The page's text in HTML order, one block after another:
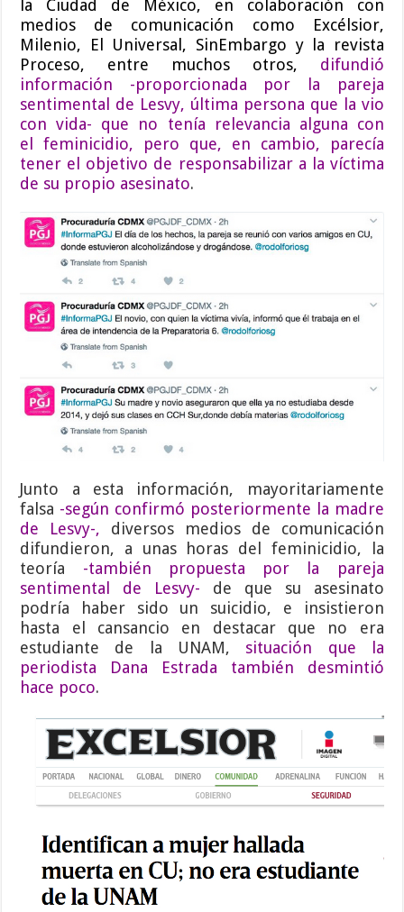
la Ciudad de México, en colaboración con
medios de comunicación como Excélsior,
Milenio, El Universal, SinEmbargo y la revista
Proceso, entre muchos otros, difundió
información -proporcionada por la pareja
sentimental de Lesvy, última persona que la vio
con vida- que no tenía relevancia alguna con
el feminicidio, pero que, en cambio, parecía
tener el objetivo de responsabilizar a la víctima
de su propio asesinato.
Junto a esta información, mayoritariamente
falsa -según confirmó posteriormente la madre
de Lesvy-, diversos medios de comunicación
difundieron, a unas horas del feminicidio, la
teoría -también propuesta por la pareja
sentimental de Lesvy- de que su asesinato
podría haber sido un suicidio, e insistieron
hasta el cansancio en destacar que no era
estudiante de la UNAM, situación que la
periodista Dana Estrada también desmintió
hace poco.